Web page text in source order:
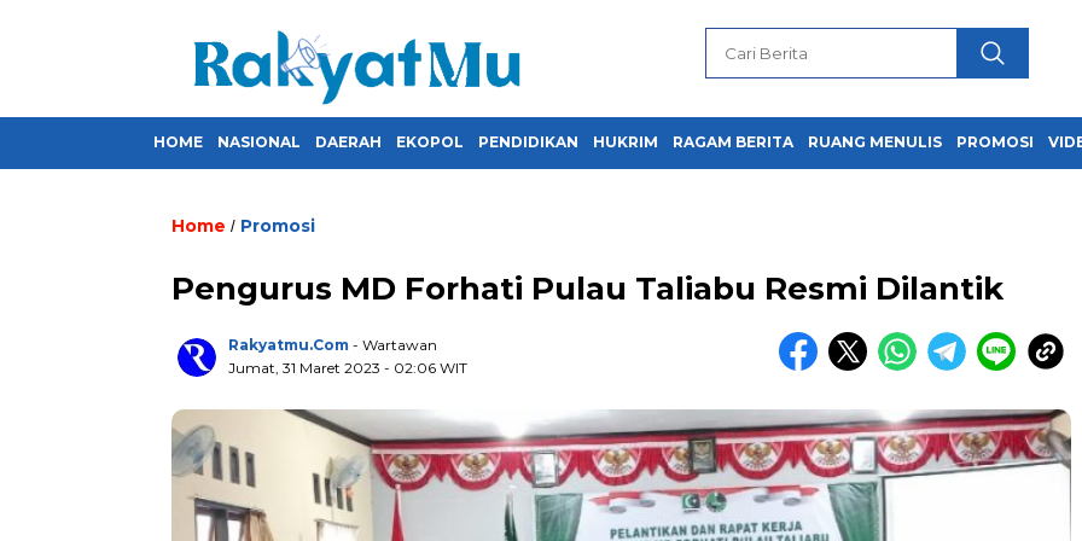
HOME NASIONAL DAERAH EKOPOL PENDIDIKAN HUKRIM RAGAM BERITA RUANG MENULIS PROMOSI
Home / Promosi
Pengurus MD Forhati Pulau Taliabu Resmi Dilantik
Rakyatmu.com - Wartawan
Jumat, 31 Maret 2023 - 02:06 WIT